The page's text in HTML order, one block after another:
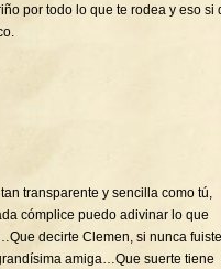
por todo lo que te rodea y eso si
transparente y sencilla como tú,
cómplice puedo adivinar lo que
decirte Clemen, si nunca fuiste
amiga…Que suerte tiene